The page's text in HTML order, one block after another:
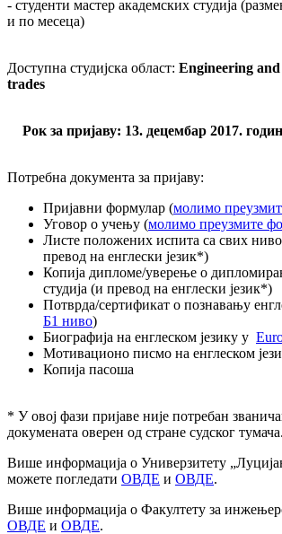
- студенти мастер академских студија
и по месеца)
Доступна студијска област: Engineering
trades
Рок за пријаву: 13. децембар 2017.
Потребна документа за пријаву:
Пријавни формулар (молимо
Уговор о учењу (молимо преузмите
Листе положених испита са свих
превод на енглески језик*)
Копија дипломе/уверење о
студија (и превод на енглески језик*)
Потврда/сертификат о познавању
Б1 ниво)
Биографија на енглеском језику у
Мотивационо писмо на енглеском
Копија пасоша
* У овој фази пријаве није потребан
докумената оверен од стране судског тумача.
Више информација о Универзитету
можете погледати ОВДЕ и ОВДЕ.
Више информација о Факултету за
ОВДЕ и ОВДЕ.